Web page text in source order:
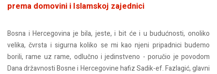
prema domovini i Islamskoj zajednici
Bosna i Hercegovina je bila, jeste, i bit će i u budućnosti, onoliko
velika, čvrsta i sigurna koliko se mi kao njeni pripadnici budemo
borili, rame uz rame, odlučno i jedinstveno - poručio je povodom
Dana državnosti Bosne i Hercegovine hafiz Sadik-ef. Fazlagić, glavni